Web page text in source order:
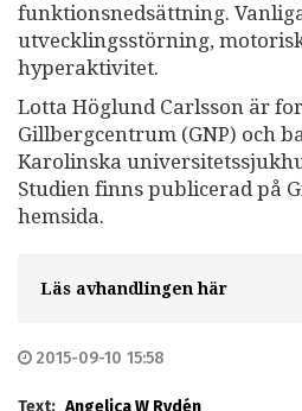
funktionsnedsättning.
utvecklingsstörning,
hyperaktivitet.
Lotta Höglund Carlsson är
Gillbergcentrum (GNP) och
Karolinska
Studien finns publicerad på
hemsida.
Läs avhandlingen här
2015-09-10 15:58
Text: Angelica W Rydén